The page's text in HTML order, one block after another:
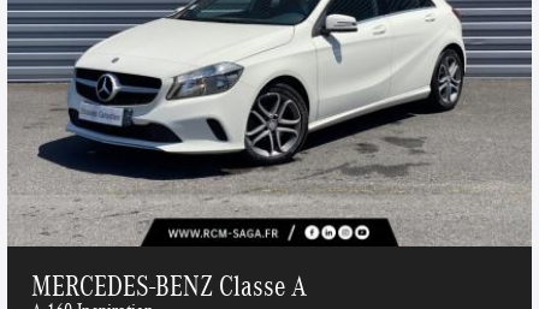
MERCEDES-BENZ Classe A